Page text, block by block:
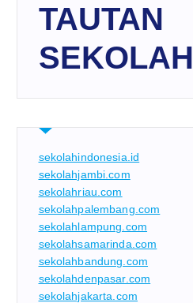
TAUTAN
SEKOLAH
sekolahindonesia.id
sekolahjambi.com
sekolahriau.com
sekolahpalembang.com
sekolahlampung.com
sekolahsamarinda.com
sekolahbandung.com
sekolahdenpasar.com
sekolahjakarta.com